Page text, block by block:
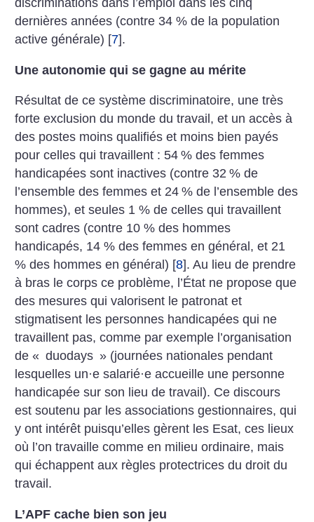
discriminations dans l’emploi dans les cinq
dernières années (contre 34 % de la population
active générale) [7].
Une autonomie qui se gagne au mérite
Résultat de ce système discriminatoire, une très
forte exclusion du monde du travail, et un accès à
des postes moins qualifiés et moins bien payés
pour celles qui travaillent : 54 % des femmes
handicapées sont inactives (contre 32 % de
l’ensemble des femmes et 24 % de l’ensemble des
hommes), et seules 1 % de celles qui travaillent
sont cadres (contre 10 % des hommes
handicapés, 14 % des femmes en général, et 21
% des hommes en général) [8]. Au lieu de prendre
à bras le corps ce problème, l’État ne propose que
des mesures qui valorisent le patronat et
stigmatisent les personnes handicapées qui ne
travaillent pas, comme par exemple l’organisation
de « duodays » (journées nationales pendant
lesquelles un·e salarié·e accueille une personne
handicapée sur son lieu de travail). Ce discours
est soutenu par les associations gestionnaires, qui
y ont intérêt puisqu’elles gèrent les Esat, ces lieux
où l’on travaille comme en milieu ordinaire, mais
qui échappent aux règles protectrices du droit du
travail.
L’APF cache bien son jeu